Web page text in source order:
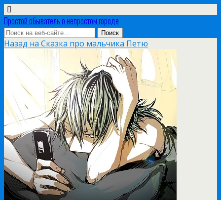
Простой обыватель о непростом городе
Назад на Сказка про мальчика Петю